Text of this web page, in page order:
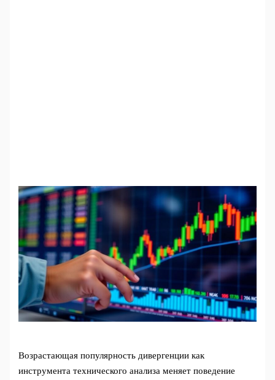
Возрастающая популярность дивергенции как
инструмента технического анализа меняет поведение